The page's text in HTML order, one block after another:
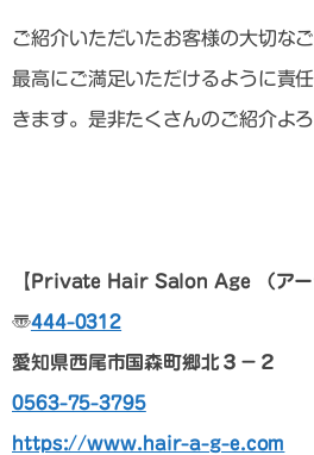
ご紹介いただいたお客様の大切な
最高にご満足いただけるように責
きます。是非たくさんのご紹介よ
【Private Hair Salon Age （ア
〠444-0312
愛知県西尾市国森町郷北３－２
0563-75-3795
https://www.hair-a-g-e.com